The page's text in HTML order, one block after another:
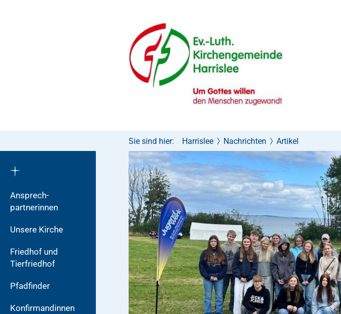
Ansprech­
partnerinnen
Unsere Kirche
Friedhof und
Tierfriedhof
Pfadfinder
Konfirmandinnen
Sie sind hier: Harrislee Nachrichten Artikel